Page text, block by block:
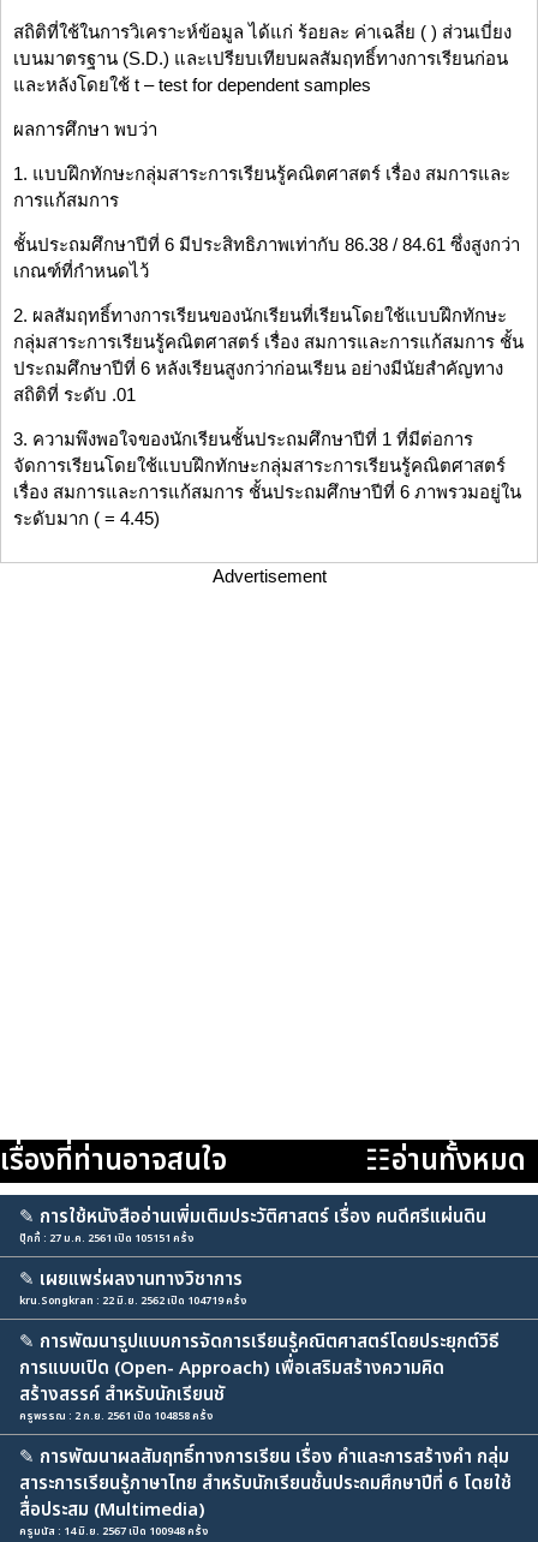
สถิติที่ใช้ในการวิเคราะห์ข้อมูล ได้แก่ ร้อยละ ค่าเฉลี่ย ( ) ส่วนเบี่ยง
เบนมาตรฐาน (S.D.) และเปรียบเทียบผลสัมฤทธิ์ทางการเรียนก่อน
และหลังโดยใช้ t – test for dependent samples
ผลการศึกษา พบว่า
1. แบบฝึกทักษะกลุ่มสาระการเรียนรู้คณิตศาสตร์ เรื่อง สมการและ
การแก้สมการ
ชั้นประถมศึกษาปีที่ 6 มีประสิทธิภาพเท่ากับ 86.38 / 84.61 ซึ่งสูงกว่า
เกณฑ์ที่กำหนดไว้
2. ผลสัมฤทธิ์ทางการเรียนของนักเรียนที่เรียนโดยใช้แบบฝึกทักษะ
กลุ่มสาระการเรียนรู้คณิตศาสตร์ เรื่อง สมการและการแก้สมการ ชั้น
ประถมศึกษาปีที่ 6 หลังเรียนสูงกว่าก่อนเรียน อย่างมีนัยสำคัญทาง
สถิติที่ ระดับ .01
3. ความพึงพอใจของนักเรียนชั้นประถมศึกษาปีที่ 1 ที่มีต่อการ
จัดการเรียนโดยใช้แบบฝึกทักษะกลุ่มสาระการเรียนรู้คณิตศาสตร์
เรื่อง สมการและการแก้สมการ ชั้นประถมศึกษาปีที่ 6 ภาพรวมอยู่ใน
ระดับมาก ( = 4.45)
Advertisement
เรื่องที่ท่านอาจสนใจ ☷อ่านทั้งหมด
✎ การใช้หนังสืออ่านเพิ่มเติมประวัติศาสตร์ เรื่อง คนดีศรีแผ่นดิน
ปุ๊กกี้ : 27 ม.ค. 2561 เปิด 105151 ครั้ง
✎ เผยแพร่ผลงานทางวิชาการ
kru.Songkran : 22 มิ.ย. 2562 เปิด 104719 ครั้ง
✎ การพัฒนารูปแบบการจัดการเรียนรู้คณิตศาสตร์โดยประยุกต์วิธี
การแบบเปิด (Open- Approach) เพื่อเสริมสร้างความคิด
สร้างสรรค์ สำหรับนักเรียนชั
ครูพรรณ : 2 ก.ย. 2561 เปิด 104858 ครั้ง
✎ การพัฒนาผลสัมฤทธิ์ทางการเรียน เรื่อง คำและการสร้างคำ กลุ่ม
สาระการเรียนรู้ภาษาไทย สำหรับนักเรียนชั้นประถมศึกษาปีที่ 6 โดยใช้
สื่อประสม (Multimedia)
ครูมนัส : 14 มิ.ย. 2567 เปิด 100948 ครั้ง